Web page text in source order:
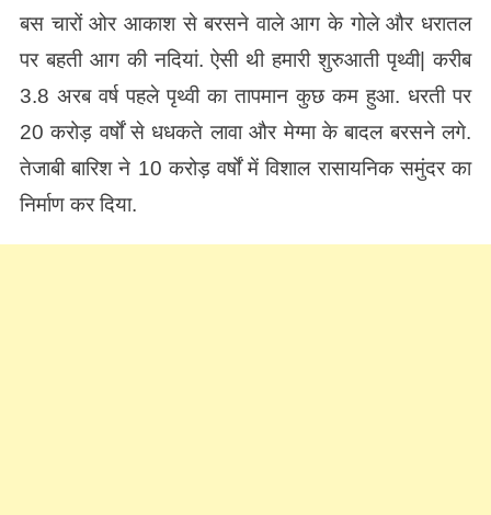
बस चारों ओर आकाश से बरसने वाले आग के गोले और धरातल
पर बहती आग की नदियां. ऐसी थी हमारी शुरुआती पृथ्वी| करीब
3.8 अरब वर्ष पहले पृथ्वी का तापमान कुछ कम हुआ. धरती पर
20 करोड़ वर्षों से धधकते लावा और मेग्मा के बादल बरसने लगे.
तेजाबी बारिश ने 10 करोड़ वर्षों में विशाल रासायनिक समुंदर का
निर्माण कर दिया.